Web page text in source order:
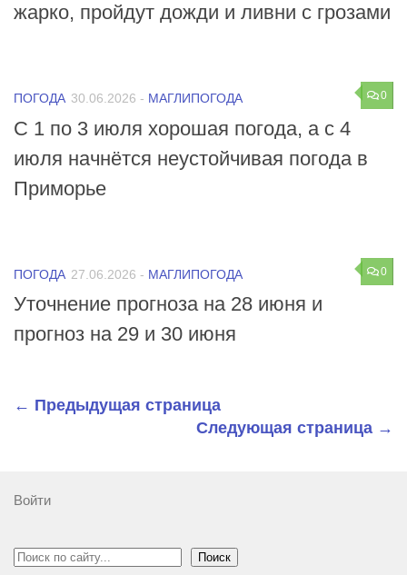
жарко, пройдут дожди и ливни с грозами
0
ПОГОДА 30.06.2026 - МАГЛИПОГОДА
С 1 по 3 июля хорошая погода, а с 4
июля начнётся неустойчивая погода в
Приморье
0
ПОГОДА 27.06.2026 - МАГЛИПОГОДА
Уточнение прогноза на 28 июня и
прогноз на 29 и 30 июня
← Предыдущая страница
Следующая страница →
Войти
Поиск Поиск